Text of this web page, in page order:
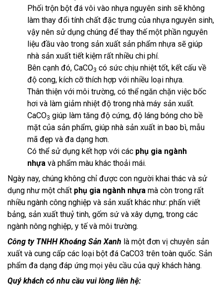
Phối trộn bột đá vôi vào nhựa nguyên sinh sẽ không
làm thay đổi tính chất đặc trưng của nhựa nguyên sinh,
vậy nên sử dụng chúng để thay thế một phần nguyên
liệu đầu vào trong sản xuất sản phẩm nhựa sẽ giúp
nhà sản xuất tiết kiệm rất nhiều chi phí.
Bên cạnh đó, CaCO3 có sức chịu nhiệt tốt, kết cấu về
độ cong, kích cỡ thích hợp với nhiều loại nhựa.
Thân thiện với môi trường, có thể ngăn chặn việc bốc
hơi và làm giảm nhiệt độ trong nhà máy sản xuất.
CaCO3 giúp làm tăng độ cứng, độ láng bóng cho bề
mặt của sản phẩm, giúp nhà sản xuất in bao bì, mẫu
mã đẹp và đa dạng hơn.
Có thể sử dụng kết hợp với các phụ gia ngành
nhựa và phẩm màu khác thoải mái.
Ngày nay, chúng không chỉ được con người khai thác và sử
dụng như một chất phụ gia ngành nhựa mà còn trong rất
nhiều ngành công nghiệp và sản xuất khác như: phấn viết
bảng, sản xuất thuỷ tinh, gốm sứ và xây dựng, trong các
ngành nông nghiệp, y tế và môi trường.
Công ty TNHH Khoáng Sản Xanh là một đơn vị chuyên sản
xuất và cung cấp các loại bột đá CaCO3 trên toàn quốc. Sản
phẩm đa dạng đáp ứng mọi yêu cầu của quý khách hàng.
Quý khách có nhu cầu vui lòng liên hệ: